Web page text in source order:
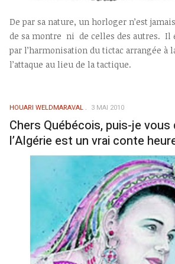
De par sa nature, un horloger n’est
de sa montre ni de celles des autres. Il
par l’harmonisation du tictac arrangée à
l’attaque au lieu de la tactique.
HOUARI WELDMARAVAL 3 MAI 2010
Chers Québécois, puis-je vous
l’Algérie est un vrai conte